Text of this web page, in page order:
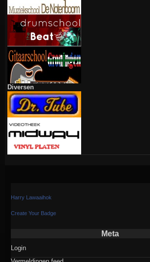
Diversen
Harry Lawaaihok
Create Your Badge
Meta
Login